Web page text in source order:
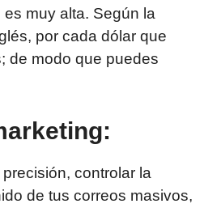
muy alta. Según la
por cada dólar que
de modo que puedes
controlar la
de tus correos masivos,